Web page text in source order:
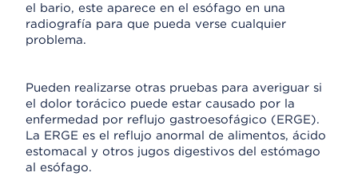
el bario, este aparece en el esófago en una
radiografía para que pueda verse cualquier
problema.
Pueden realizarse otras pruebas para averiguar si
el dolor torácico puede estar causado por la
enfermedad por reflujo gastroesofágico (ERGE).
La ERGE es el reflujo anormal de alimentos, ácido
estomacal y otros jugos digestivos del estómago
al esófago.